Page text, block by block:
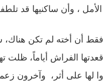
، وأن ساكنيها قد
أن أخته لم تكن هناك،
الفراش أياماً، ظلت
لها على أثر، وآخرون